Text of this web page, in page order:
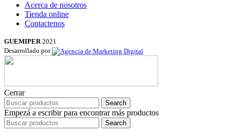
Acerca de nosotros
Tienda online
Contactenos
GUEMIPER2021
Desarrollado por
Cerrar
Search
Empezá a escribir para encontrar más productos
Search